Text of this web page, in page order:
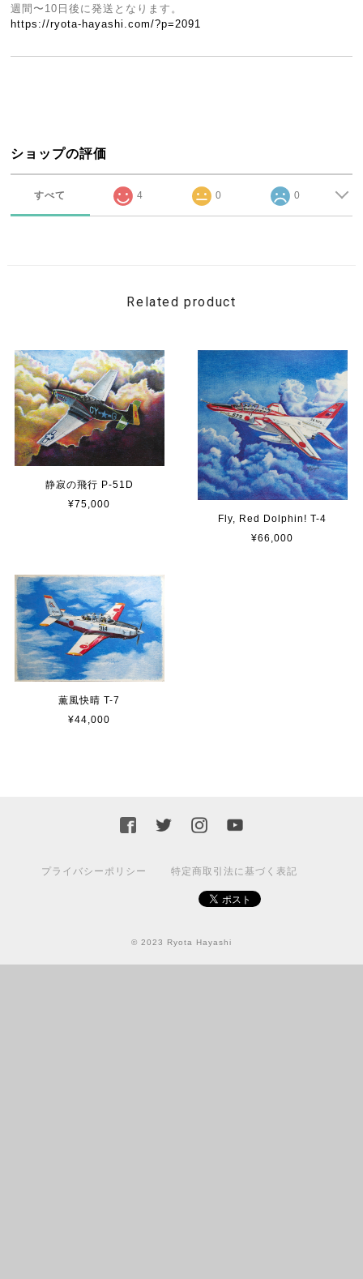
週間〜10日後に発送となります。
https://ryota-hayashi.com/?p=2091
ショップの評価
すべて 4 0 0
Related product
静寂の飛行 P-51D
¥75,000
Fly, Red Dolphin! T-4
¥66,000
薫風快晴 T-7
¥44,000
プライバシーポリシー 特定商取引法に基づく表記
© 2023 Ryota Hayashi